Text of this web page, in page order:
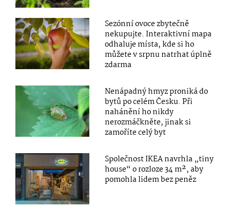
Sezónní ovoce zbytečně
nekupujte. Interaktivní mapa
odhaluje místa, kde si ho
můžete v srpnu natrhat úplně
zdarma
Nenápadný hmyz proniká do
bytů po celém Česku. Při
nahánění ho nikdy
nerozmáčkněte, jinak si
zamoříte celý byt
Společnost IKEA navrhla „tiny
house“ o rozloze 34 m², aby
pomohla lidem bez peněz